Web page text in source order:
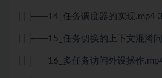
| | ├──14_任务调度器的实现.mp4
| | ├──15_任务切换的上下文混淆
| | ├──16_多任务访问外设操作